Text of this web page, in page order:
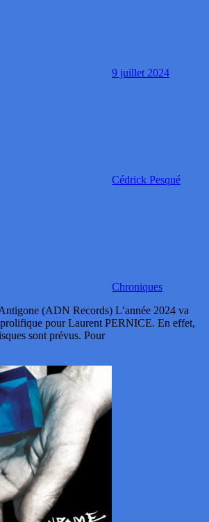
9 juillet 2024
Cédrick Pesqué
Chroniques
(ADN Records) L’année 2024 va
prolifique pour Laurent PERNICE. En effet,
sont prévus. Pour